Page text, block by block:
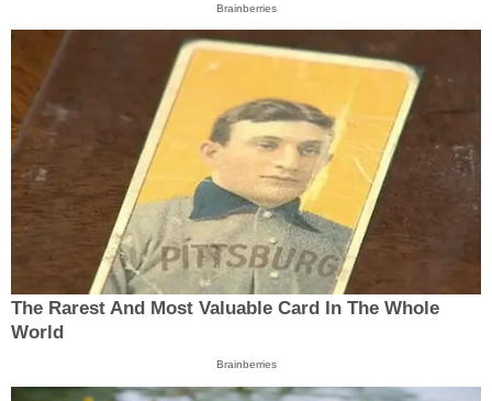
Brainberries
The Rarest And Most Valuable Card In The Whole
World
Brainberries